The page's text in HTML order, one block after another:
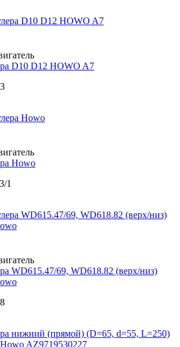
D10 D12 HOWO A7
Howo
1
WD615.47/69, WD618.82 (верх/низ)